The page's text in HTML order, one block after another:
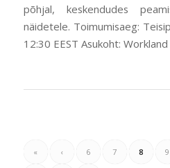
põhjal, keskendudes
näidetele. Toimumisaeg:
12:30 EEST Asukoht:
« ‹ 6 7 8 9